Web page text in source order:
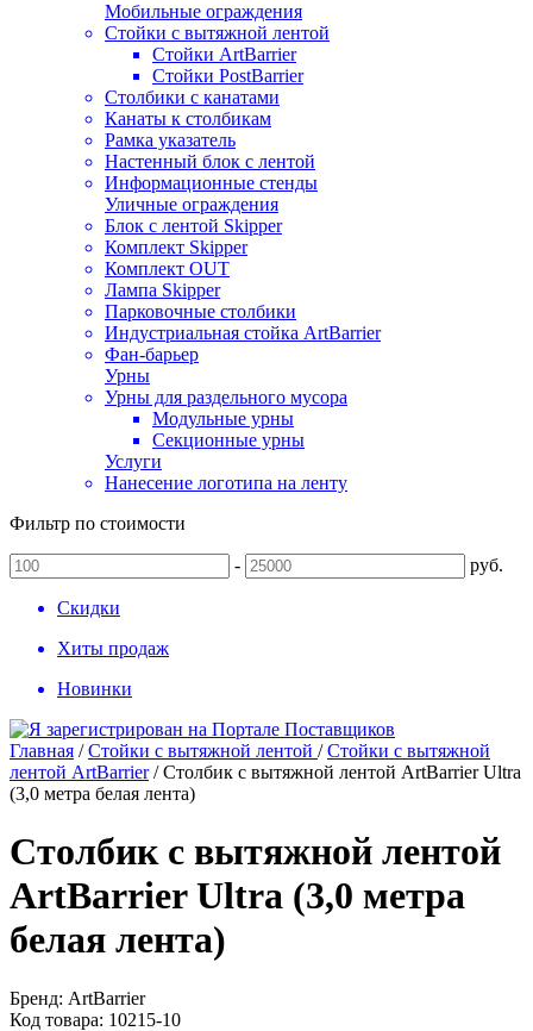
Мобильные ограждения
Стойки с вытяжной лентой
Стойки ArtBarrier
Стойки PostBarrier
Столбики с канатами
Канаты к столбикам
Рамка указатель
Настенный блок с лентой
Информационные стенды
Уличные ограждения
Блок с лентой Skipper
Комплект Skipper
Комплект OUT
Лампа Skipper
Парковочные столбики
Индустриальная стойка ArtBarrier
Фан-барьер
Урны
Урны для раздельного мусора
Модульные урны
Секционные урны
Услуги
Нанесение логотипа на ленту
Фильтр по стоимости
- руб.
Скидки
Хиты продаж
Новинки
Главная /Стойки с вытяжной лентой /Стойки с вытяжной
лентой ArtBarrier/Столбик с вытяжной лентой ArtBarrier Ultra
(3,0 метра белая лента)
Столбик с вытяжной лентой
ArtBarrier Ultra (3,0 метра
белая лента)
Бренд: ArtBarrier
Код товара: 10215-10